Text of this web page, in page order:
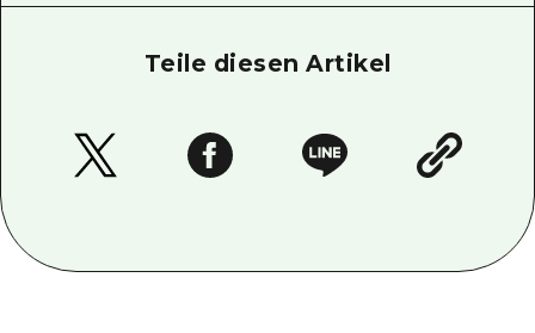
Teile diesen Artikel